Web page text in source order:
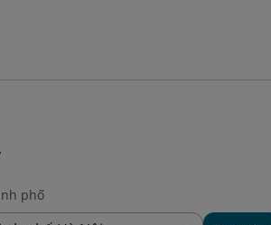
phố